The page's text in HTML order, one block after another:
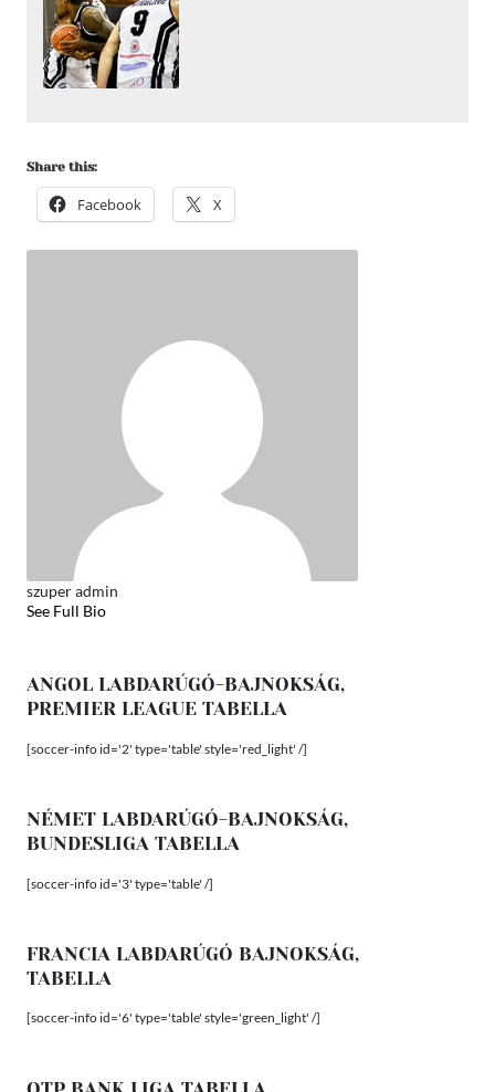
Share this:
Facebook X
szuper admin
See Full Bio
ANGOL LABDARÚGÓ-BAJNOKSÁG,
PREMIER LEAGUE TABELLA
[soccer-info id='2' type='table' style='red_light' /]
NÉMET LABDARÚGÓ-BAJNOKSÁG,
BUNDESLIGA TABELLA
[soccer-info id='3' type='table' /]
FRANCIA LABDARÚGÓ BAJNOKSÁG,
TABELLA
[soccer-info id='6' type='table' style='green_light' /]